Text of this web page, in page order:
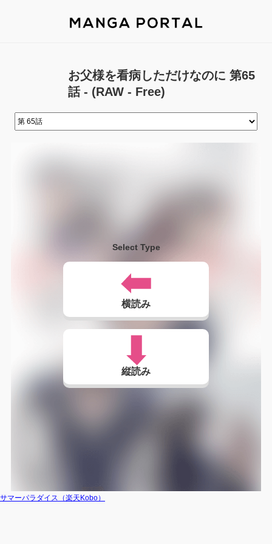
お父様を看病しただけなのに 第65
話 - (RAW - Free)
Select Type
横読み
縦読み
サマーパラダイス（楽天Kobo）